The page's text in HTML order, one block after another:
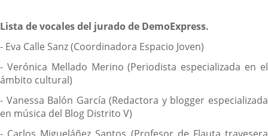
Lista de vocales del jurado de DemoExpress.
- Eva Calle Sanz (Coordinadora Espacio Joven)
- Verónica Mellado Merino (Periodista especializada en el
ámbito cultural)
- Vanessa Balón García (Redactora y blogger especializada
en música del Blog Distrito V)